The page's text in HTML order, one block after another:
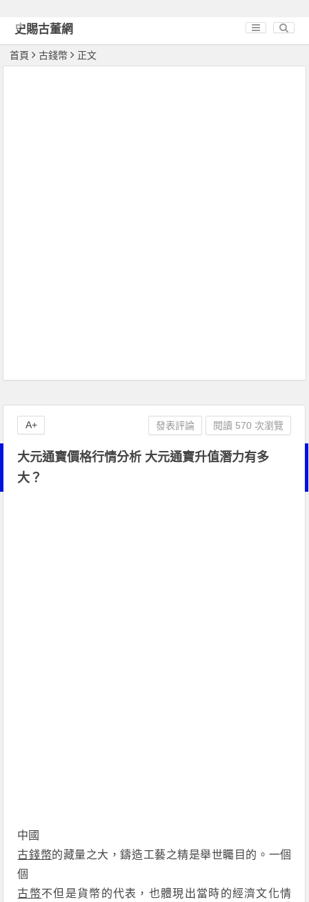
史賜古董網
首頁 古錢幣 正文
大元通寶價格行情分析 大元通寶升值潛力有多
大？
中國
古錢幣的藏量之大，鑄造工藝之精是舉世矚目的。一個
個
古幣不但是貨幣的代表，也體現出當時的經濟文化情
發表評論 閱讀 570 次瀏覽
A+